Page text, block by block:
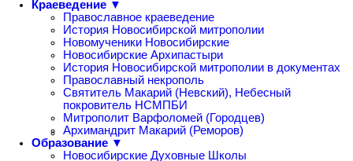
Краеведение ▼
Православное краеведение
История Новосибирской митрополии
Новомученики Новосибирские
Новосибирские Архипастыри
История Новосибирской митрополии в документах
Православный некрополь
Святитель Макарий (Невский), Небесный
покровитель НСМПБИ
Митрополит Варфоломей (Городцев)
Архимандрит Макарий (Реморов)
Образование ▼
Новосибирские Духовные Школы